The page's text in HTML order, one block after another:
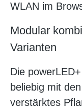
WLAN im
Modular
Varianten
Die
beliebig mit
verstärktes